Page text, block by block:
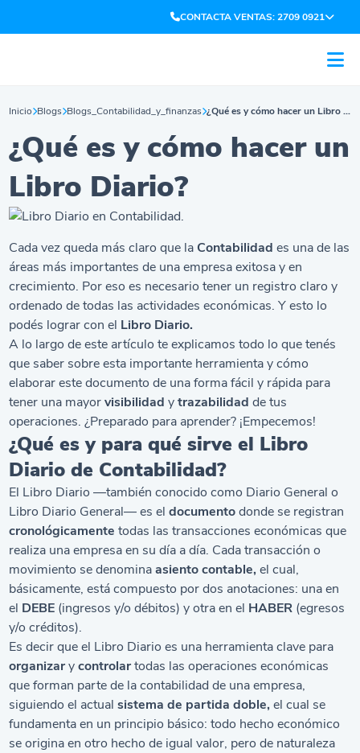
CONTACTA VENTAS: 2709 0921
Inicio Blogs Blogs_Contabilidad_y_finanzas ¿Qué es y cómo hacer un Libro Diario?
¿Qué es y cómo hacer un
Libro Diario?
Cada vez queda más claro que la Contabilidad es una de las
áreas más importantes de una empresa exitosa y en
crecimiento. Por eso es necesario tener un registro claro y
ordenado de todas las actividades económicas. Y esto lo
podés lograr con el Libro Diario.
A lo largo de este artículo te explicamos todo lo que tenés
que saber sobre esta importante herramienta y cómo
elaborar este documento de una forma fácil y rápida para
tener una mayorvisibilidad ytrazabilidad de tus
operaciones. ¿Preparado para aprender? ¡Empecemos!
¿Qué es y para qué sirve el Libro
Diario de Contabilidad?
El Libro Diario —también conocido como Diario General o
Libro Diario General— es eldocumentodonde se registran
cronológicamente todas las transacciones económicas que
realiza una empresa en su día a día. Cada transacción o
movimiento se denominaasiento contable, el cual,
básicamente, está compuesto por dos anotaciones: una en
el DEBE (ingresos y/o débitos) y otra en el HABER (egresos
y/o créditos).
Es decir que el Libro Diario es una herramienta clave para
organizarycontrolartodas las operaciones económicas
que forman parte de la contabilidad de una empresa,
siguiendo el actualsistema de partida doble, el cual se
fundamenta en un principio básico: todo hecho económico
se origina en otro hecho de igual valor, pero de naturaleza